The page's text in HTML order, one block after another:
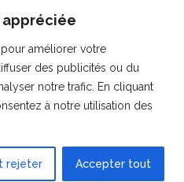
améliorer votre
des publicités ou du
notre trafic. En cliquant
à notre utilisation des
rejeter Accepter tout
•Contact|Retour au
↑